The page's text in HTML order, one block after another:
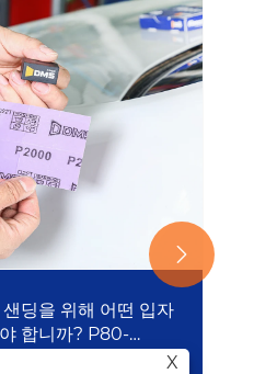
딩을 위해 어떤 입자
합니까? P80-

X